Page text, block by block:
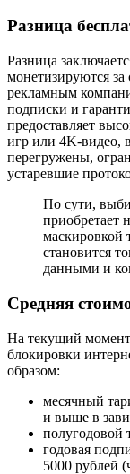
Разница
Разница
монетизируются
рекламным
подписки и
предоставляет
игр или 4K-видео,
перегружены,
устаревшие
По сути,
приобретает
маскировкой
становится
данными и
Средняя
На текущий
блокировки
образом:
месячный
и выше в
полугодовой
годовая
5000 рублей